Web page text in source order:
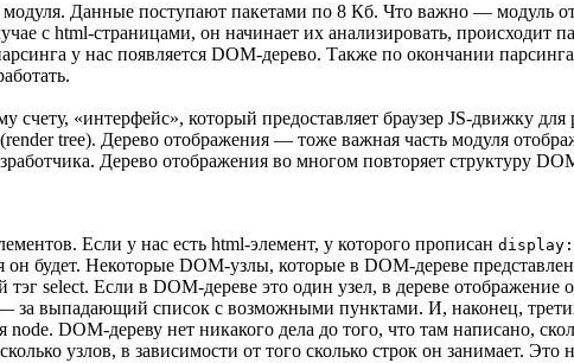
Данные поступают пакетами по 8 Кб. Что важно — модуль
с html-страницами, он начинает их анализировать, происходит
у нас появляется DOM-дерево. Также по окончании
«интерфейс», который предоставляет браузер JS-движку
tree). Дерево отображения — тоже важная часть модуля
Дерево отображения во многом повторяет структуру
Если у нас есть html-элемент, у которого прописан
он будет. Некоторые DOM-узлы, которые в DOM-дереве
select. Если в DOM-дереве это один узел, в дереве отображение
за выпадающий список с возможными пунктами. И, наконец, третий
DOM-дереву нет никакого дела до того, что там написано,
узлов, в зависимости от того сколько строк он занимает. Это